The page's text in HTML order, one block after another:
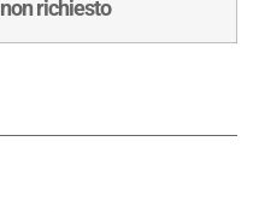
non richiesto